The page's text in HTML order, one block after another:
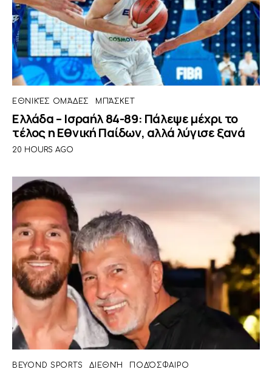
ΕΘΝΙΚΈΣ ΟΜΆΔΕΣ ΜΠΆΣΚΕΤ
Ελλάδα – Ισραήλ 84-89: Πάλεψε μέχρι το
τέλος η Εθνική Παίδων, αλλά λύγισε ξανά
20 HOURS AGO
BEYOND SPORTS ΔΙΕΘΝΉ ΠΟΔΌΣΦΑΙΡΟ